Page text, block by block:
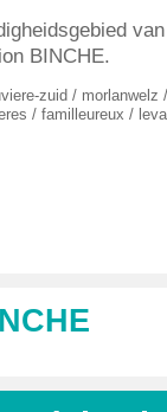
BINCHE.
zuid / morlanwelz
/ familleureux /